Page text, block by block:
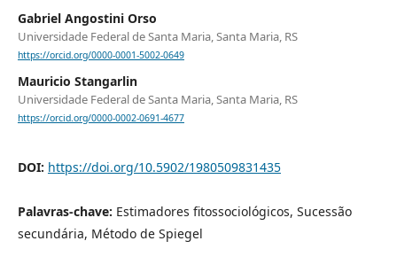
Gabriel Angostini Orso
Universidade Federal de Santa Maria, Santa Maria, RS
https://orcid.org/0000-0001-5002-0649
Mauricio Stangarlin
Universidade Federal de Santa Maria, Santa Maria, RS
https://orcid.org/0000-0002-0691-4677
DOI: https://doi.org/10.5902/1980509831435
Palavras-chave: Estimadores fitossociológicos, Sucessão
secundária, Método de Spiegel